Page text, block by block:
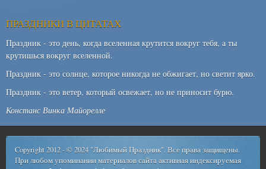
ПРАЗДНИКИ В ЦИТАТАХ
Праздник - это день, когда вселенная крутится вокруг тебя, а ты
крутишься вокруг вселенной.
Праздник - это солнце, которое никогда не обжигает, но светит ярко.
Праздник - это ветер, который освежает, но не приносит бурю.
Констанс Винка Майорелле
Copyright 2012 - © 2024 "Любимый Праздник". Все права защищены.
При любом упоминании материалов сайта активная индексируемая